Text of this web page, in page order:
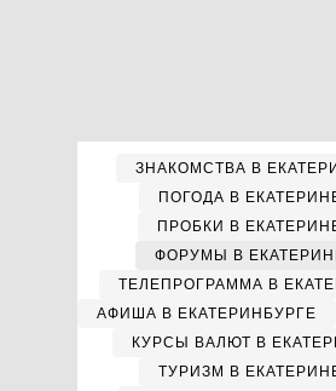
ЗНАКОМСТВА В
ПОГОДА В
ПРОБКИ В
ФОРУМЫ В
ТЕЛЕПРОГРАММА В
АФИША В ЕКАТЕРИНБУРГЕ
КУРСЫ ВАЛЮТ В
ТУРИЗМ В